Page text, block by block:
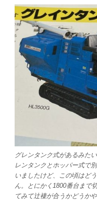
グレンタンク式があるみた
レンタンクとホッパー式で
いましたけど、この頃はど
ん。とにかく1800番台まで
てみて辻褄が合うかどうか